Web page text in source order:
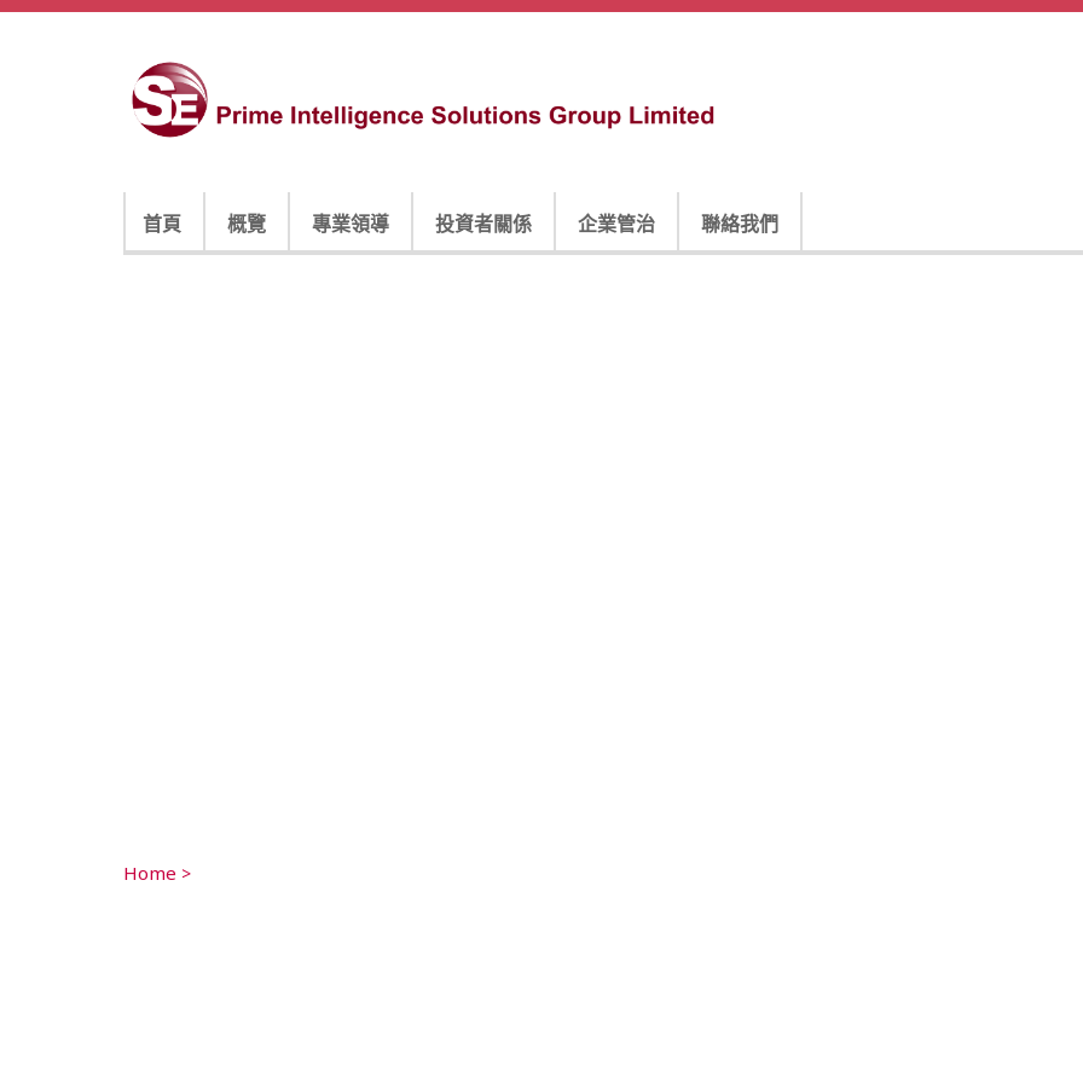
首頁 概覽 專業領導 投資者關係 企業管治 聯絡我們
Home >